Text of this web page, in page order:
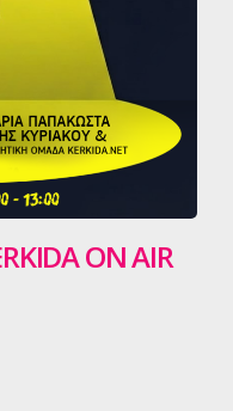
ON AIR